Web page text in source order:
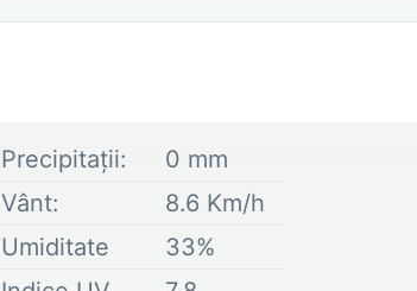
Precipitații: 0 mm
Vânt:
8.6 Km/h
Umiditate
33%